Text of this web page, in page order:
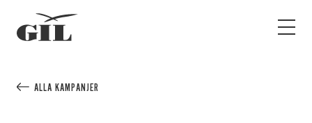
Open
Ha assistans
ALLA KAMPANJER